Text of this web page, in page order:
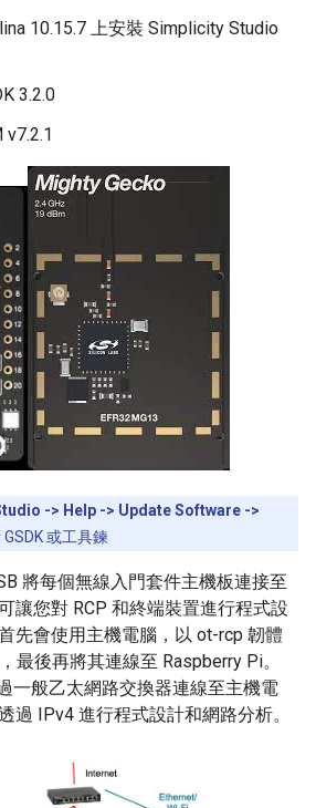
10.15.7 上安裝 Simplicity Studio
3.2.0
v7.2.1
-> Help -> Update Software ->
GSDK 或工具鍊
將每個無線入門套件主機板連接至
讓您對 RCP 和終端裝置進行程式設
先會使用主機電腦，以 ot-rcp 韌體
最後再將其連線至 Raspberry Pi。
一般乙太網路交換器連線至主機電
過 IPv4 進行程式設計和網路分析。